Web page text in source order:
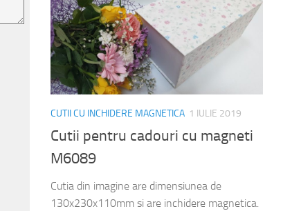
CUTII CU INCHIDERE MAGNETICA 1 IULIE 2019
Cutii pentru cadouri cu magneti
M6089
Cutia din imagine are dimensiunea de
130x230x110mm si are inchidere magnetica.